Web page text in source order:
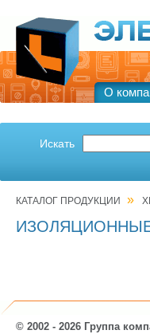
О
Искать
КАТАЛОГ ПРОДУКЦИИ »
© 2002 - 2026 Группа